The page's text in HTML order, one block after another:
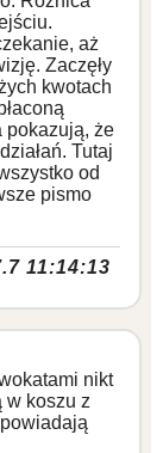
aż
Zaczęły
kwotach
pokazują, że
Tutaj
od
pismo
11:14:13
nikt
w koszu z